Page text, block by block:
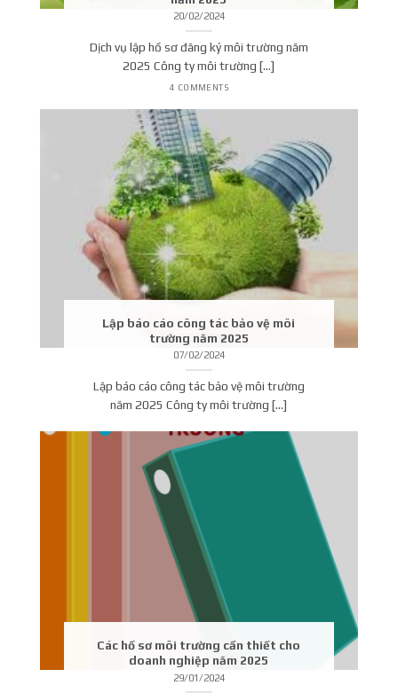
20/02/2024
Dịch vụ lập hồ sơ đăng ký môi trường năm
2025 Công ty môi trường [...]
4 COMMENTS
Lập báo cáo công tác bảo vệ môi
trường năm 2025
07/02/2024
Lập báo cáo công tác bảo vệ môi trường
năm 2025 Công ty môi trường [...]
Các hồ sơ môi trường cần thiết cho
doanh nghiệp năm 2025
29/01/2024